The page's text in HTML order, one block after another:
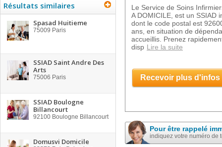
Résultats similaires
Spasad Huitieme
75009 Paris
SSIAD Saint Andre Des
Arts
75006 Paris
SSIAD Boulogne
Billancourt
92100 Boulogne Billancourt
Domusvi Domicile
Le Service de Soins
A DOMICILE, est un SSIAD
dont le code postal est
ans, en situation de
accueillis. Prenez
disp Lire la suite
Recevoir plus d'infos
Pour être rappelé
indiquez votre numéro de